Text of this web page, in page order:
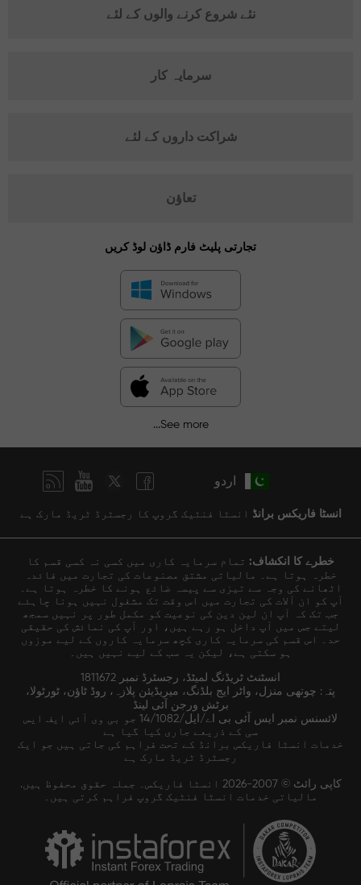
نئے شروع کرنے والوں کے لئے
سرمایہ کار
شراکت داروں کے لئے
تعاؤن
تجارتی پلیٹ فارم ڈاؤن لوڈ کریں
See more...
اردو
انسٹا فاریکس برانڈ انسٹا فنٹیک گروپ کا رجسٹرڈ ٹریڈ مارک ہے
خطرے کا انکشاف: تمام سرمایہ کاری میں کسی نہ کسی قسم کا
خطرہ ہوتا ہے۔ مالیاتی مشتق مصنوعات کی تجارت میں فائدہ
اٹھانے کی وجہ سے تیزی سے پیسہ ضائع ہونے کا خطرہ ہوتا ہے۔
آپ کو ان آلات کی تجارت میں اس وقت تک مشغول نہیں ہونا چاہئے
جب تک کہ آپ ان لین دین کی نوعیت کو مکمل طور پر نہیں سمجھ
لیتے جس میں آپ داخل ہو رہے ہیں، اور آپ کی نمائش کی حقیقی
حد۔ اس قسم کی سرمایہ کاری کچھ سرمایہ کاروں کے لیے موزوں
ہو سکتی ہے، لیکن یہ سب کے لیے نہیں ہیں۔
انسٹنٹ ٹریڈنگ لمیٹڈ، رجسٹرڈ نمبر 1811672
پتہ: چوتھی منزل، واٹر ایج بلڈنگ، میریڈیئن پلازہ، روڈ ٹاؤن، ٹورٹولا،
برٹش ورجن آئی لینڈ
لائسنس نمبر ایس آئی بی اے/ایل/14/1082 جو بی وی آئی ایف ایس
سی کے ذریعے جاری کیا گیا ہے
خدمات انسٹا فاریکس برانڈ کے تحت فراہم کی جاتی ہیں جو ایک
رجسٹرڈ ٹریڈ مارک ہے
کاپی رائٹ © 2007-2026 انسٹا فاریکس۔ جملہ حقوق محفوظ ہیں.
مالیاتی خدمات انسٹا فنٹیک گروپ فراہم کرتی ہیں۔